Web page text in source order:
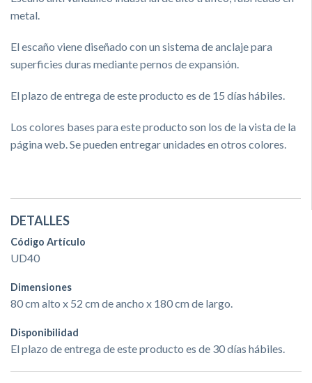
metal.
El escaño viene diseñado con un sistema de anclaje para
superficies duras mediante pernos de expansión.
El plazo de entrega de este producto es de 15 días hábiles.
Los colores bases para este producto son los de la vista de la
página web. Se pueden entregar unidades en otros colores.
DETALLES
Código Artículo
UD40
Dimensiones
80 cm alto x 52 cm de ancho x 180 cm de largo. ​
Disponibilidad
El plazo de entrega de este producto es de 30 días hábiles.